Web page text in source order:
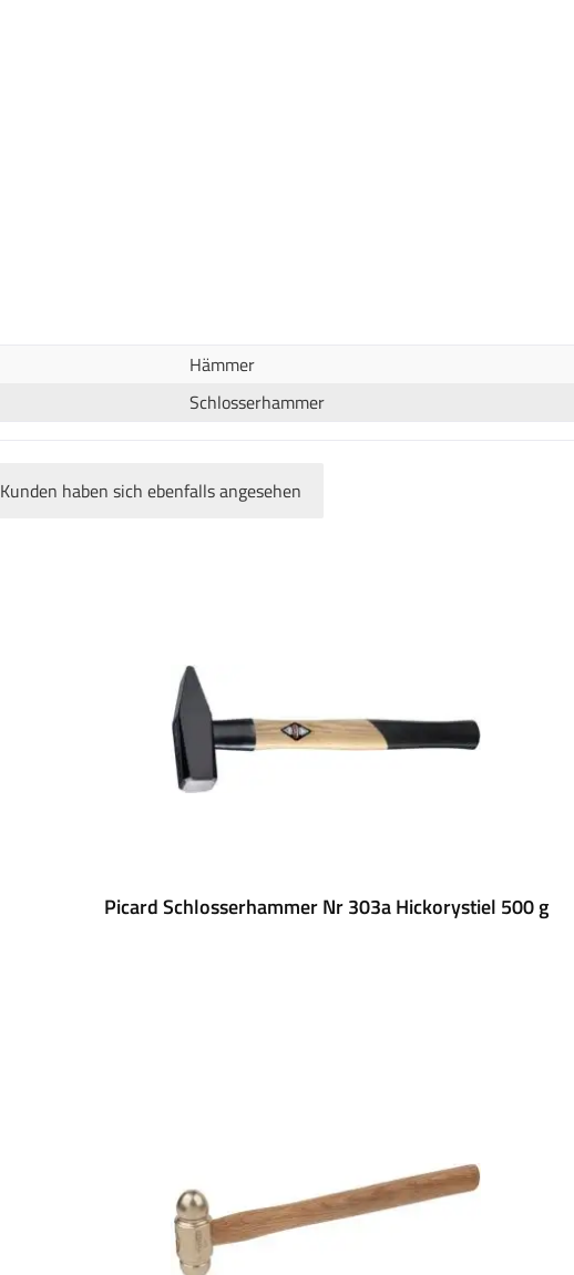
Hämmer
Schlosserhammer
Kunden haben sich ebenfalls angesehen
Picard Schlosserhammer Nr 303a Hickorystiel 500 g